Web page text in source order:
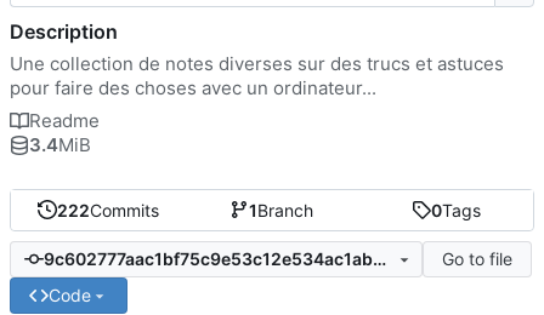
222Commits 1Branch 0Tags
9c602777aac1bf75c9e53c12e534ac1ab0060830
Go to file
Code
Description
Une collection de notes diverses sur des trucs et astuces
pour faire des choses avec un ordinateur...
Readme
3.4MiB